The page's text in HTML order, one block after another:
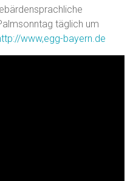
täglich um
www,egg-bayern.de